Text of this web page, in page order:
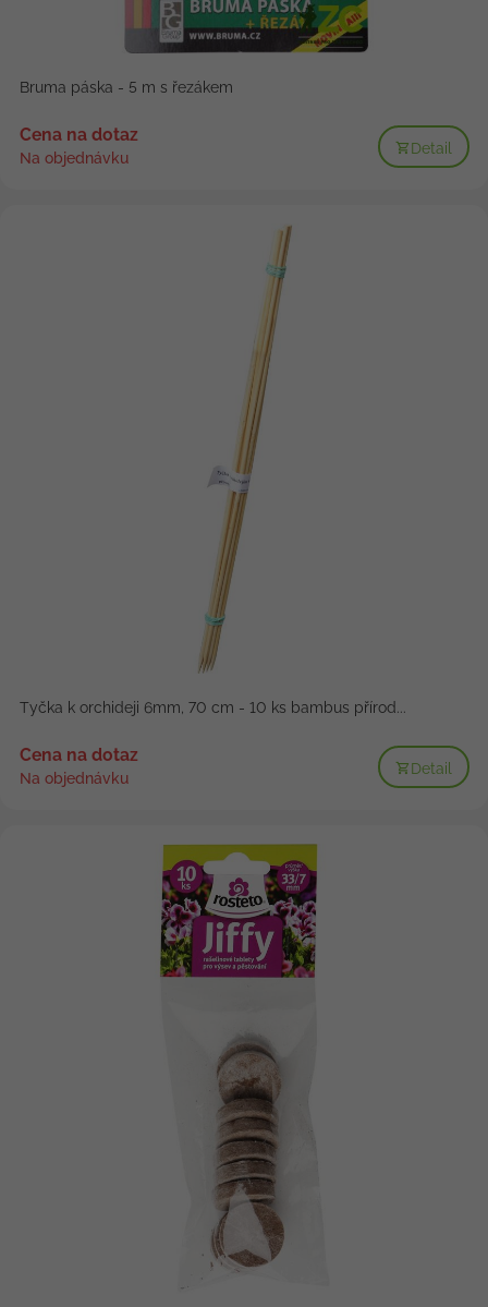
Bruma páska - 5 m s řezákem
Cena na dotaz
Na objednávku
Detail
Tyčka k orchideji 6mm, 70 cm - 10 ks bambus přírod...
Cena na dotaz
Na objednávku
Detail